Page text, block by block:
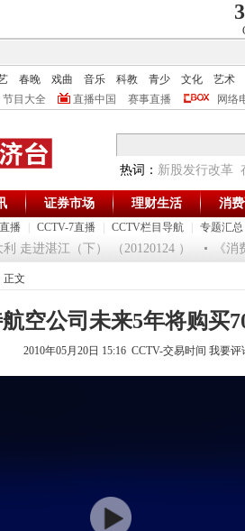
春晚 戏曲 音乐 科教 青少 文化
艺术
节目大全 直播中国 赛事直播 网络
热词： 新股发行改革
播 CCTV-7直播 CCTV栏目导航 专题汇总
证券市场 理财生活 消
走进湛江（下） （20120124 ） 《消
正文
空公司未来5年将购买
2010年05月20日 15:16 CCTV-交易时间 我要评